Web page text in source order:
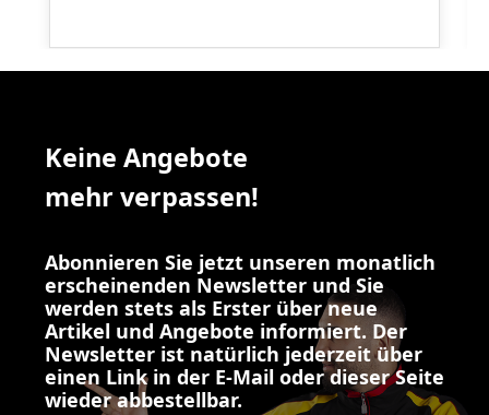
Keine Angebote
mehr verpassen!
Abonnieren Sie jetzt unseren monatlich
erscheinenden Newsletter und Sie
werden stets als Erster über neue
Artikel und Angebote informiert. Der
Newsletter ist natürlich jederzeit über
einen Link in der E-Mail oder dieser Seite
wieder abbestellbar.